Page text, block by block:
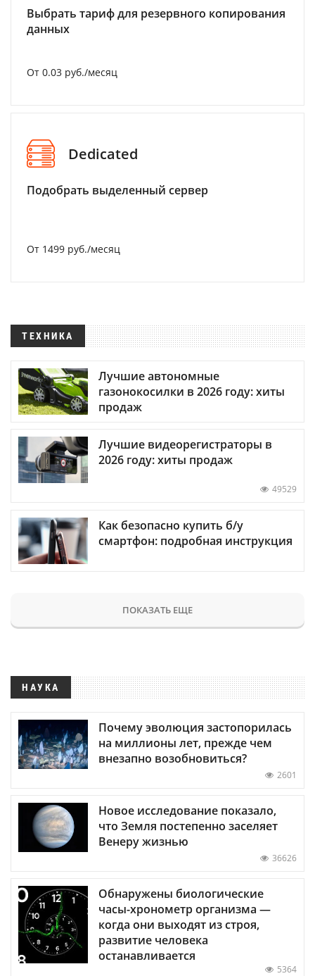
Выбрать тариф для резервного копирования
данных
От 0.03 руб./месяц
Dedicated
Подобрать выделенный сервер
От 1499 руб./месяц
ТЕХНИКА
Лучшие автономные
газонокосилки в 2026 году: хиты
продаж
Лучшие видеорегистраторы в
2026 году: хиты продаж
49529
Как безопасно купить б/у
смартфон: подробная инструкция
ПОКАЗАТЬ ЕЩЕ
НАУКА
Почему эволюция застопорилась
на миллионы лет, прежде чем
внезапно возобновиться?
2601
Новое исследование показало,
что Земля постепенно заселяет
Венеру жизнью
36626
Обнаружены биологические
часы-хронометр организма —
когда они выходят из строя,
развитие человека
останавливается
5364